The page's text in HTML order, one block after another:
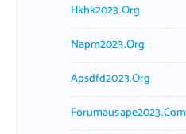
Hkhk2023.org
Napm2023.org
Apsdfd2023.org
Forumausape2023.com